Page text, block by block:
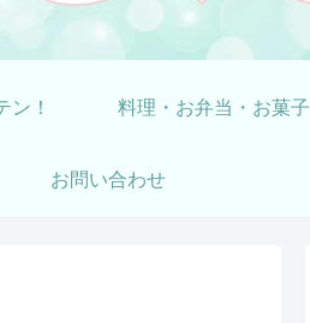
ン！ 料理・お弁当・お菓子
お問い合わせ